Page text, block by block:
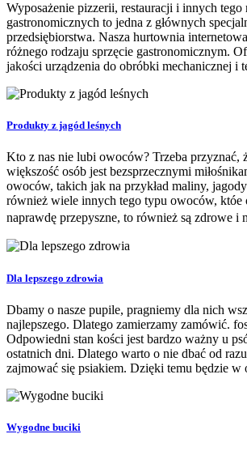
Wyposażenie pizzerii, restauracji i innych tego
gastronomicznych to jedna z głównych
przedsiębiorstwa. Nasza hurtownia
różnego rodzaju sprzęcie gastronomicznym.
jakości urządzenia do obróbki mechanicznej i
Produkty z jagód leśnych
Kto z nas nie lubi owoców? Trzeba przyznać,
większość osób jest bezsprzecznymi
owoców, takich jak na przykład maliny,
również wiele innych tego typu owoców, któe
naprawdę przepyszne, to również są zdrowe i
Dla lepszego zdrowia
Dbamy o nasze pupile, pragniemy dla nich
najlepszego. Dlatego zamierzamy zamówić.
Odpowiedni stan kości jest bardzo ważny u
ostatnich dni. Dlatego warto o nie dbać od
zajmować się psiakiem. Dzięki temu będzie w
Wygodne buciki